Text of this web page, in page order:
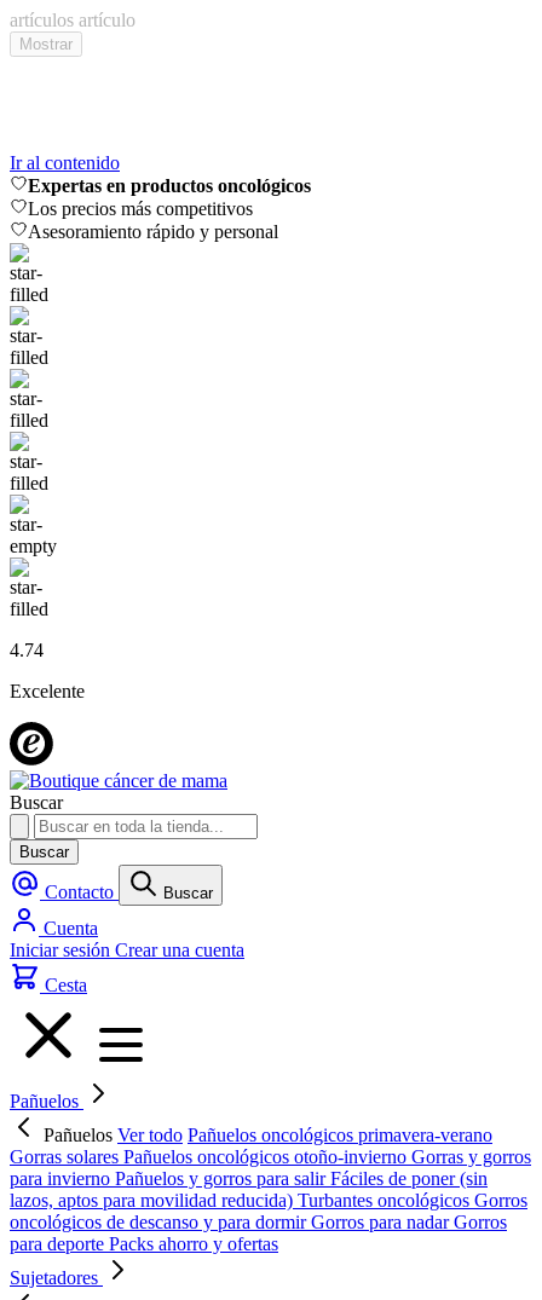
artículos artículo
Mostrar
Ir al contenido
Expertas en productos oncológicos
Los precios más competitivos
Asesoramiento rápido y personal
4.74
Excelente
Buscar
Buscar
Contacto Buscar
Cuenta
Iniciar sesión Crear una cuenta
Cesta
Pañuelos
Pañuelos Ver todo Pañuelos oncológicos primavera-verano
Gorras solares Pañuelos oncológicos otoño-invierno Gorras y gorros
para invierno Pañuelos y gorros para salirFáciles de poner (sin
lazos, aptos para movilidad reducida) Turbantes oncológicos Gorros
oncológicos de descanso y para dormirGorros para nadarGorros
para deporte Packs ahorro y ofertas
Sujetadores